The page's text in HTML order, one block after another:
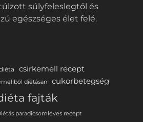
súlyfeleslegtől és
egészséges élet felé.
csirkemell recept
diétásan cukorbetegség
fajták
paradicsomleves recept